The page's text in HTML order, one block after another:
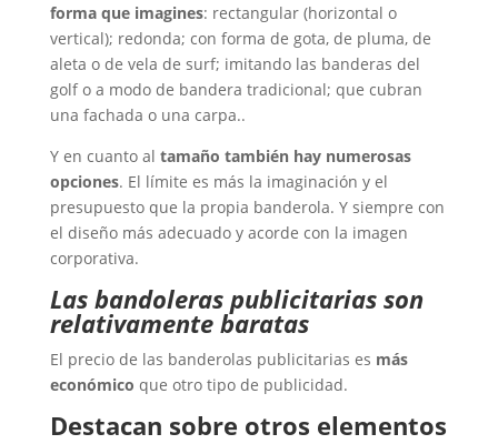
forma que imagines: rectangular (horizontal o
vertical); redonda; con forma de gota, de pluma, de
aleta o de vela de surf; imitando las banderas del
golf o a modo de bandera tradicional; que cubran
una fachada o una carpa..
Y en cuanto al tamaño también hay numerosas
opciones. El límite es más la imaginación y el
presupuesto que la propia banderola. Y siempre con
el diseño más adecuado y acorde con la imagen
corporativa.
Las bandoleras publicitarias son
relativamente baratas
El precio de las banderolas publicitarias es más
económico que otro tipo de publicidad.
Destacan sobre otros elementos